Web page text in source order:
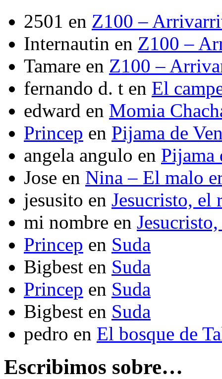
2501 en Z100 –
Internautin en Z100 –
Tamare en Z100 –
fernando d. t en El
edward en Momia
Princep en Pijama de
angela angulo en Pijama
Jose en Nina – El malo
jesusito en Jesucristo, el
mi nombre en
Princep en Suda
Bigbest en Suda
Princep en Suda
Bigbest en Suda
pedro en El bosque de
Escribimos sobre…